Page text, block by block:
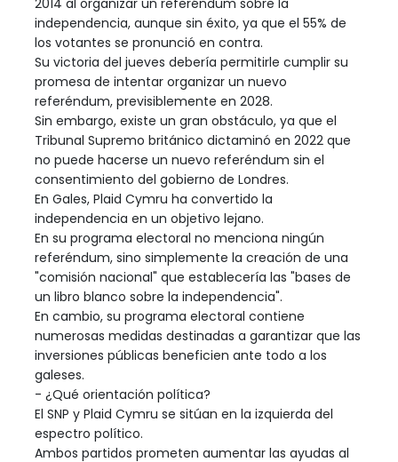
independencia, aunque sin éxito, ya que el 55% de
los votantes se pronunció en contra.
Su victoria del jueves debería permitirle cumplir su
promesa de intentar organizar un nuevo
referéndum, previsiblemente en 2028.
Sin embargo, existe un gran obstáculo, ya que el
Tribunal Supremo británico dictaminó en 2022 que
no puede hacerse un nuevo referéndum sin el
consentimiento del gobierno de Londres.
En Gales, Plaid Cymru ha convertido la
independencia en un objetivo lejano.
En su programa electoral no menciona ningún
referéndum, sino simplemente la creación de una
"comisión nacional" que establecería las "bases de
un libro blanco sobre la independencia".
En cambio, su programa electoral contiene
numerosas medidas destinadas a garantizar que las
inversiones públicas beneficien ante todo a los
galeses.
- ¿Qué orientación política?
El SNP y Plaid Cymru se sitúan en la izquierda del
espectro político.
Ambos partidos prometen aumentar las ayudas al